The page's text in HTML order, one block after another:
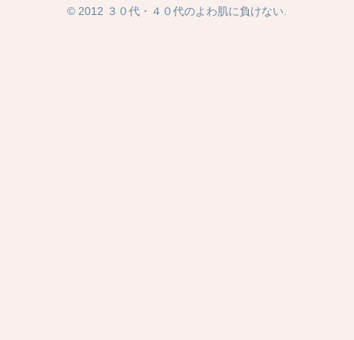
© 2012 ３０代・４０代のよわ肌に負けない.